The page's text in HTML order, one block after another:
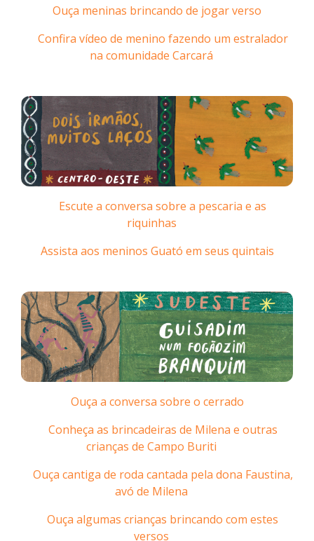
Ouça meninas brincando de jogar verso
Confira vídeo de menino fazendo um estralador
na comunidade Carcará
Escute a conversa sobre a pescaria e as
riquinhas
Assista aos meninos Guató em seus quintais
Ouça a conversa sobre o cerrado
Conheça as brincadeiras de Milena e outras
crianças de Campo Buriti
Ouça cantiga de roda cantada pela dona Faustina,
avó de Milena
Ouça algumas crianças brincando com estes
versos